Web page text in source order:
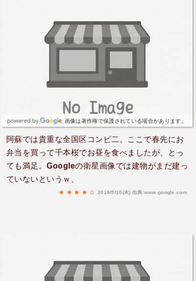
画像は著作権で保護されている場合があります。
阿蘇では貴重な全国区コンビ二。ここで春先にお
弁当を買って千本桜でお昼を食べましたが、とっ
ても満足。Googleの衛星画像では建物がまだ建っ
ていないというｗ、
2018/5/10(木) 出典:www.google.com